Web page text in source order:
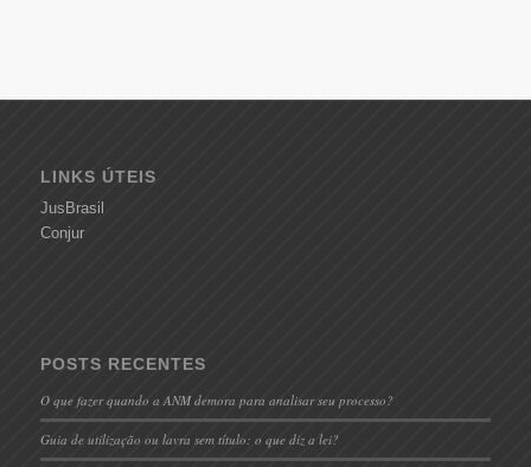
LINKS ÚTEIS
JusBrasil
Conjur
POSTS RECENTES
O que fazer quando a ANM demora para analisar seu processo?
Guia de utilização ou lavra sem título: o que diz a lei?